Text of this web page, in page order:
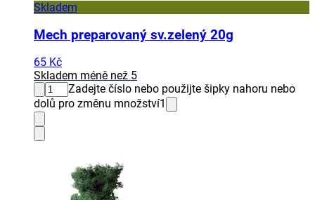
Skladem
Mech preparovaný sv.zelený 20g
65 Kč
Skladem méně než 5
Zadejte číslo nebo použijte šipky nahoru nebo
dolů pro změnu množství1